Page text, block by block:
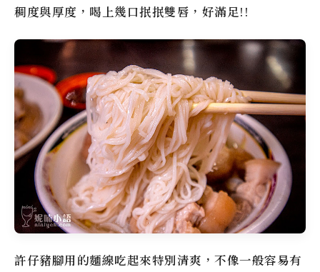
稠度與厚度，喝上幾口抿抿雙唇，好滿足!!
許仔豬腳用的麵線吃起來特別清爽，不像一般容易有